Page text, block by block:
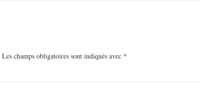
Les champs obligatoires sont indiqués avec *